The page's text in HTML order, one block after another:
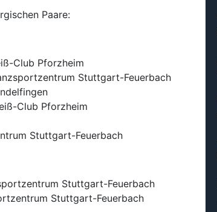
Paare:
Club Pforzheim
Stuttgart-Feuerbach
Club Pforzheim
Stuttgart-Feuerbach
Stuttgart-Feuerbach
Stuttgart-Feuerbach